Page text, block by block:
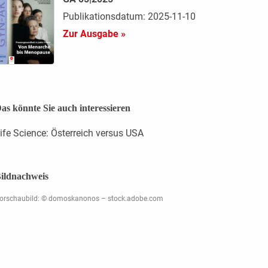
Publikationsdatum: 2025-11-10
Zur Ausgabe »
könnte Sie auch interessieren
Science: Österreich versus USA
© domoskanonos – stock.adobe.com